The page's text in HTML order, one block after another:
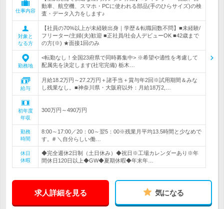
仕事内容
動車、航空機、スマホ・PCに使われる部品(手のひらサイズ)の検
査・データ入力をします♪
対象と
なる方
【社員の70%以上が未経験出身｜学歴＆転職回数不問】■未経験/
フリーター/主婦(夫)歓迎 ■正社員/社会人デビューOK ■42歳まで
の方(※) ★面接1回のみ
勤務地
<転勤なし！全国23府県で同時募集中> ※希望や適性を考慮して
配属先を決定します(社宅完備) 栃木…
給与
月給18.2万円～27.2万円＋諸手当＋賞与年2回※試用期間＆みな
し残業なし。■神奈川県・大阪府以外：月給18万2,…
初年度
年収
300万円～490万円
勤務
時間
8:00～17:00／20：00～翌5：00※残業月平均13.5時間と少なめで
す。# ＼自分らしい働…
休日
休暇
◆完全週休2日制（土日休み）◆祝日※工場カレンダーあり※年
間休日120日以上◆GW◆夏期休暇◆年末年…
求人詳細を見る 気になる